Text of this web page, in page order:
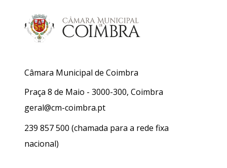
Câmara Municipal de Coimbra
Praça 8 de Maio - 3000-300, Coimbra
geral@cm-coimbra.pt
239 857 500 (chamada para a rede fixa
nacional)